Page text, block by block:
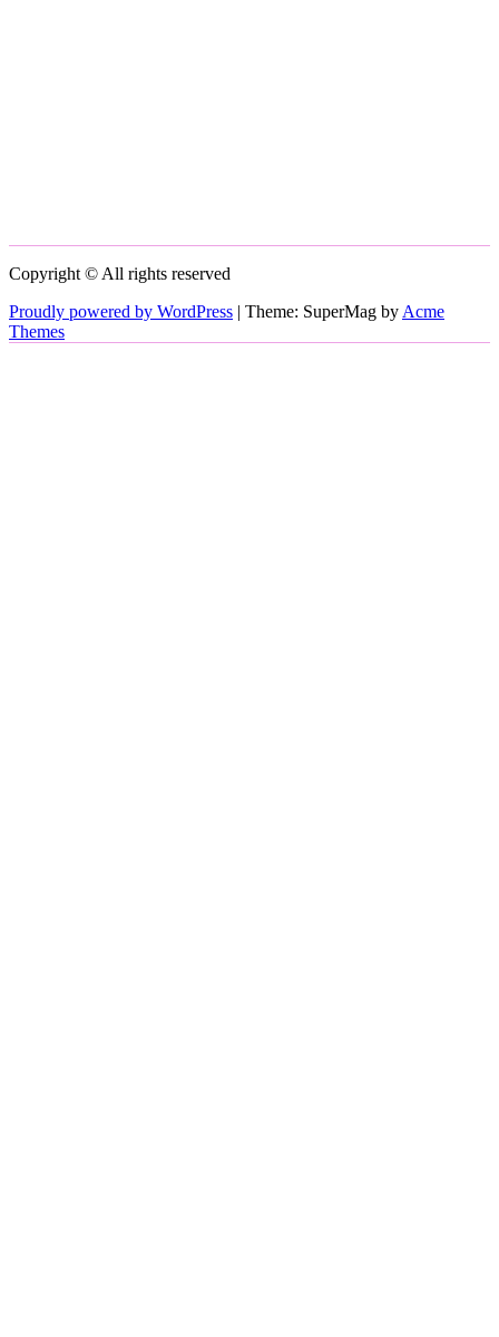
Copyright © All rights reserved
Proudly powered by WordPress | Theme: SuperMag by Acme
Themes